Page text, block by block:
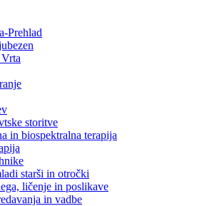
Prehlad
storitve
in biospektralna terapija
starši in otročki
ličenje in poslikave
in vadbe